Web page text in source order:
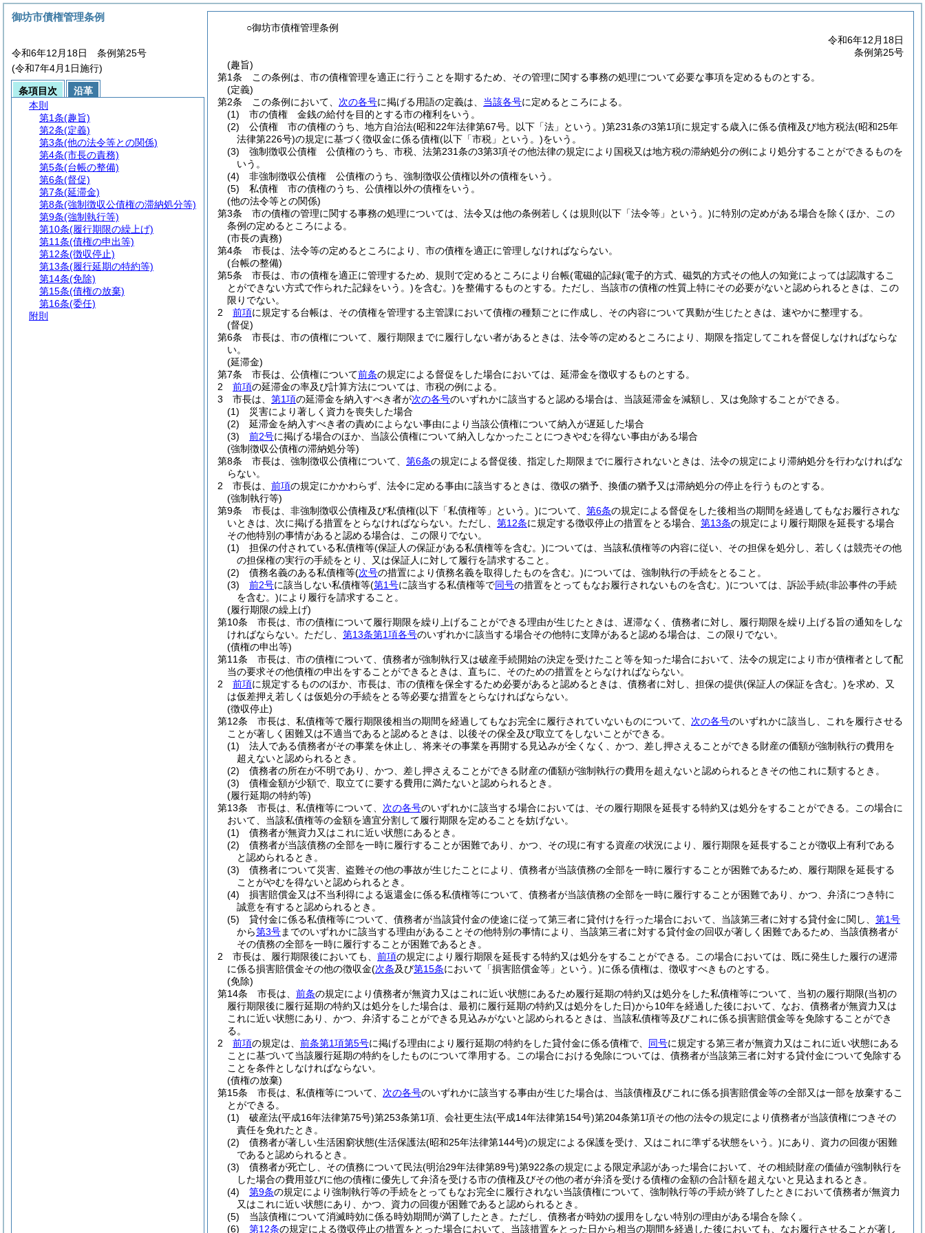
○御坊市債権管理条例
令和6年12月18日
条例第25号
(趣旨)
第1条
この条例は、市の債権管理を適正に行うことを期するため、その管理に関する事務の処理について必要な事項を定めるものとする。
(定義)
第2条
この条例において、 次の各号に掲げる用語の定義は、 当該各号に定めるところによる。
(1)
市の債権 金銭の給付を目的とする市の権利をいう。
(2)
公債権 市の債権のうち、地方自治法(昭和22年法律第67号。以下「法」という。)第231条の3第1項に規定する歳入に係る債権及び地方税法(昭和25年
法律第226号)の規定に基づく徴収金に係る債権(以下「市税」という。)をいう。
(3)
強制徴収公債権 公債権のうち、市税、法第231条の3第3項その他法律の規定により国税又は地方税の滞納処分の例により処分することができるものを
いう。
(4)
非強制徴収公債権 公債権のうち、強制徴収公債権以外の債権をいう。
(5)
私債権 市の債権のうち、公債権以外の債権をいう。
(他の法令等との関係)
第3条
市の債権の管理に関する事務の処理については、法令又は他の条例若しくは規則 (以下「法令等」という。)に特別の定めがある場合を除くほか、この
条例の定めるところによる。
(市長の責務)
第4条
市長は、法令等の定めるところにより、市の債権を適正に管理しなければならない。
(台帳の整備)
第5条
市長は、市の債権を適正に管理するため、規則で定めるところにより台帳(電磁的記録(電子的方式、磁気的方式その他人の知覚によっては認識するこ
とができない方式で作られた記録をいう。)を含む。)を整備するものとする。 ただし、当該市の債権の性質上特にその必要がないと認められるときは、この
限りでない。
2
前項に規定する台帳は、その債権を管理する主管課において債権の種類ごとに作成し、その内容について異動が生じたときは、速やかに整理する。
(督促)
第6条
市長は、市の債権について、履行期限までに履行しない者があるときは、法令等の定めるところにより、期限を指定してこれを督促しなければならな
い。
(延滞金)
第7条
市長は、公債権について前条の規定による督促をした場合においては、延滞金を徴収するものとする。
2
前項の延滞金の率及び計算方法については、市税の例による。
3
市長は、 第1項の延滞金を納入すべき者が次の各号のいずれかに該当すると認める場合は、当該延滞金を減額し、又は免除することができる。
(1)
災害により著しく資力を喪失した場合
(2)
延滞金を納入すべき者の責めによらない事由により当該公債権について納入が遅延した場合
(3)
前2号に掲げる場合のほか、当該公債権について納入しなかったことにつきやむを得ない事由がある場合
(強制徴収公債権の滞納処分等)
第8条
市長は、強制徴収公債権について、 第6条の規定による督促後、指定した期限までに履行されないときは、法令の規定により滞納処分を行わなければな
らない。
2
市長は、 前項の規定にかかわらず、法令に定める事由に該当するときは、徴収の猶予、換価の猶予又は滞納処分の停止を行うものとする。
(強制執行等)
第9条
市長は、非強制徴収公債権及び私債権(以下「私債権等」という。)について、 第6条の規定による督促をした後相当の期間を経過してもなお履行されな
いときは、次に掲げる措置をとらなければならない。 ただし、 第12条に規定する徴収停止の措置をとる場合、 第13条の規定により履行期限を延長する場合
その他特別の事情があると認める場合は、この限りでない。
(1)
担保の付されている私債権等(保証人の保証がある私債権等を含む。)については、当該私債権等の内容に従い、その担保を処分し、若しくは競売その他
の担保権の実行の手続をとり、又は保証人に対して履行を請求すること。
(2)
債務名義のある私債権等(次号の措置により債務名義を取得したものを含む。)については、強制執行の手続をとること。
(3)
前2号に該当しない私債権等(第1号に該当する私債権等で同号の措置をとってもなお履行されないものを含む。)については、訴訟手続(非訟事件の手続
を含む。)により履行を請求すること。
(履行期限の繰上げ)
第10条
市長は、市の債権について履行期限を繰り上げることができる理由が生じたときは、遅滞なく、債務者に対し、履行期限を繰り上げる旨の通知をしな
ければならない。 ただし、 第13条第1項各号のいずれかに該当する場合その他特に支障があると認める場合は、この限りでない。
(債権の申出等)
第11条
市長は、市の債権について、債務者が強制執行又は破産手続開始の決定を受けたこと等を知った場合において、法令の規定により市が債権者として配
当の要求その他債権の申出をすることができるときは、直ちに、そのための措置をとらなければならない。
2
前項に規定するもののほか、市長は、市の債権を保全するため必要があると認めるときは、債務者に対し、担保の提供(保証人の保証を含む。)を求め、又
は仮差押え若しくは仮処分の手続をとる等必要な措置をとらなければならない。
(徴収停止)
第12条
市長は、私債権等で履行期限後相当の期間を経過してもなお完全に履行されていないものについて、 次の各号のいずれかに該当し、これを履行させる
ことが著しく困難又は不適当であると認めるときは、以後その保全及び取立てをしないことができる。
(1)
法人である債務者がその事業を休止し、将来その事業を再開する見込みが全くなく、かつ、差し押さえることができる財産の価額が強制執行の費用を
超えないと認められるとき。
(2)
債務者の所在が不明であり、かつ、差し押さえることができる財産の価額が強制執行の費用を超えないと認められるときその他これに類するとき。
(3)
債権金額が少額で、取立てに要する費用に満たないと認められるとき。
(履行延期の特約等)
第13条
市長は、私債権等について、 次の各号のいずれかに該当する場合においては、その履行期限を延長する特約又は処分をすることができる。
この場合に
おいて、当該私債権等の金額を適宜分割して履行期限を定めることを妨げない。
(1)
債務者が無資力又はこれに近い状態にあるとき。
(2)
債務者が当該債務の全部を一時に履行することが困難であり、かつ、その現に有する資産の状況により、履行期限を延長することが徴収上有利である
と認められるとき。
(3)
債務者について災害、盗難その他の事故が生じたことにより、債務者が当該債務の全部を一時に履行することが困難であるため、履行期限を延長する
ことがやむを得ないと認められるとき。
(4)
損害賠償金又は不当利得による返還金に係る私債権等について、債務者が当該債務の全部を一時に履行することが困難であり、かつ、弁済につき特に
誠意を有すると認められるとき。
(5)
貸付金に係る私債権等について、債務者が当該貸付金の使途に従って第三者に貸付けを行った場合において、当該第三者に対する貸付金に関し、 第1号
から第3号までのいずれかに該当する理由があることその他特別の事情により、当該第三者に対する貸付金の回収が著しく困難であるため、当該債務者が
その債務の全部を一時に履行することが困難であるとき。
2
市長は、履行期限後においても、 前項の規定により履行期限を延長する特約又は処分をすることができる。
この場合においては、既に発生した履行の遅滞
に係る損害賠償金その他の徴収金(次条及び第15条において「損害賠償金等」という。)に係る債権は、徴収すべきものとする。
(免除)
第14条
市長は、 前条の規定により債務者が無資力又はこれに近い状態にあるため履行延期の特約又は処分をした私債権等について、当初の履行期限(当初の
履行期限後に履行延期の特約又は処分をした場合は、最初に履行延期の特約又は処分をした日)から10年を経過した後において、なお、債務者が無資力又は
これに近い状態にあり、かつ、弁済することができる見込みがないと認められるときは、当該私債権等及びこれに係る損害賠償金等を免除することができ
る。
2
前項の規定は、 前条第1項第5号に掲げる理由により履行延期の特約をした貸付金に係る債権で、 同号に規定する第三者が無資力又はこれに近い状態にある
ことに基づいて当該履行延期の特約をしたものについて準用する。
この場合における免除については、債務者が当該第三者に対する貸付金について免除する
ことを条件としなければならない。
(債権の放棄)
第15条
市長は、私債権等について、 次の各号のいずれかに該当する事由が生じた場合は、当該債権及びこれに係る損害賠償金等の全部又は一部を放棄するこ
とができる。
(1)
破産法(平成16年法律第75号)第253条第1項、会社更生法(平成14年法律第154号)第204条第1項その他の法令の規定により債務者が当該債権につきその
責任を免れたとき。
(2)
債務者が著しい生活困窮状態(生活保護法(昭和25年法律第144号)の規定による保護を受け、又はこれに準ずる状態をいう。)にあり、資力の回復が困難
であると認められるとき。
(3)
債務者が死亡し、その債務について民法(明治29年法律第89号)第922条の規定による限定承認があった場合において、その相続財産の価値が強制執行を
した場合の費用並びに他の債権に優先して弁済を受ける市の債権及びその他の者が弁済を受ける債権の金額の合計額を超えないと見込まれるとき。
(4)
第9条の規定により強制執行等の手続をとってもなお完全に履行されない当該債権について、強制執行等の手続が終了したときにおいて債務者が無資力
又はこれに近い状態にあり、かつ、資力の回復が困難であると認められるとき。
(5)
当該債権について消滅時効に係る時効期間が満了したとき。 ただし、債務者が時効の援用をしない特別の理由がある場合を除く。
(6)
第12条の規定による徴収停止の措置をとった場合において、当該措置をとった日から相当の期間を経過した後においても、なお履行させることが著し
御坊市債権管理条例
令和6年12月18日 条例第25号
(令和7年4月1日施行)
条項目次
沿革
本則
第1条(趣旨)
第2条(定義)
第3条(他の法令等との関係)
第4条(市長の責務)
第5条(台帳の整備)
第6条(督促)
第7条(延滞金)
第8条(強制徴収公債権の滞納処分等)
第9条(強制執行等)
第10条(履行期限の繰上げ)
第11条(債権の申出等)
第12条(徴収停止)
第13条(履行延期の特約等)
第14条(免除)
第15条(債権の放棄)
第16条(委任)
附則